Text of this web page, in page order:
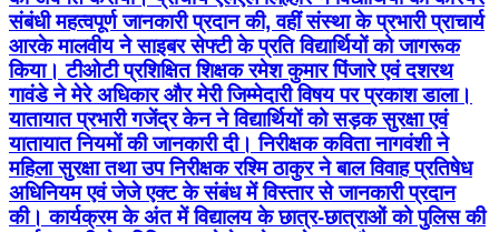
संबंधी महत्वपूर्ण जानकारी प्रदान की, वहीं संस्था के प्रभारी प्राचार्य
आरके मालवीय ने साइबर सेफ्टी के प्रति विद्यार्थियों को जागरूक
किया। टीओटी प्रशिक्षित शिक्षक रमेश कुमार पिंजारे एवं दशरथ
गावंडे ने मेरे अधिकार और मेरी जिम्मेदारी विषय पर प्रकाश डाला।
यातायात प्रभारी गजेंद्र केन ने विद्यार्थियों को सड़क सुरक्षा एवं
यातायात नियमों की जानकारी दी। निरीक्षक कविता नागवंशी ने
महिला सुरक्षा तथा उप निरीक्षक रश्मि ठाकुर ने बाल विवाह प्रतिषेध
अधिनियम एवं जेजे एक्ट के संबंध में विस्तार से जानकारी प्रदान
की। कार्यक्रम के अंत में विद्यालय के छात्र-छात्राओं को पुलिस की